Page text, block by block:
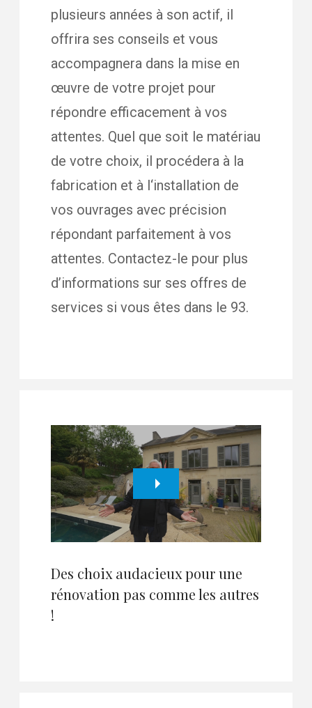
plusieurs années à son actif, il
offrira ses conseils et vous
accompagnera dans la mise en
œuvre de votre projet pour
répondre efficacement à vos
attentes. Quel que soit le matériau
de votre choix, il procédera à la
fabrication et à l‘installation de
vos ouvrages avec précision
répondant parfaitement à vos
attentes. Contactez-le pour plus
d’informations sur ses offres de
services si vous êtes dans le 93.
Des choix audacieux pour une
rénovation pas comme les autres
!